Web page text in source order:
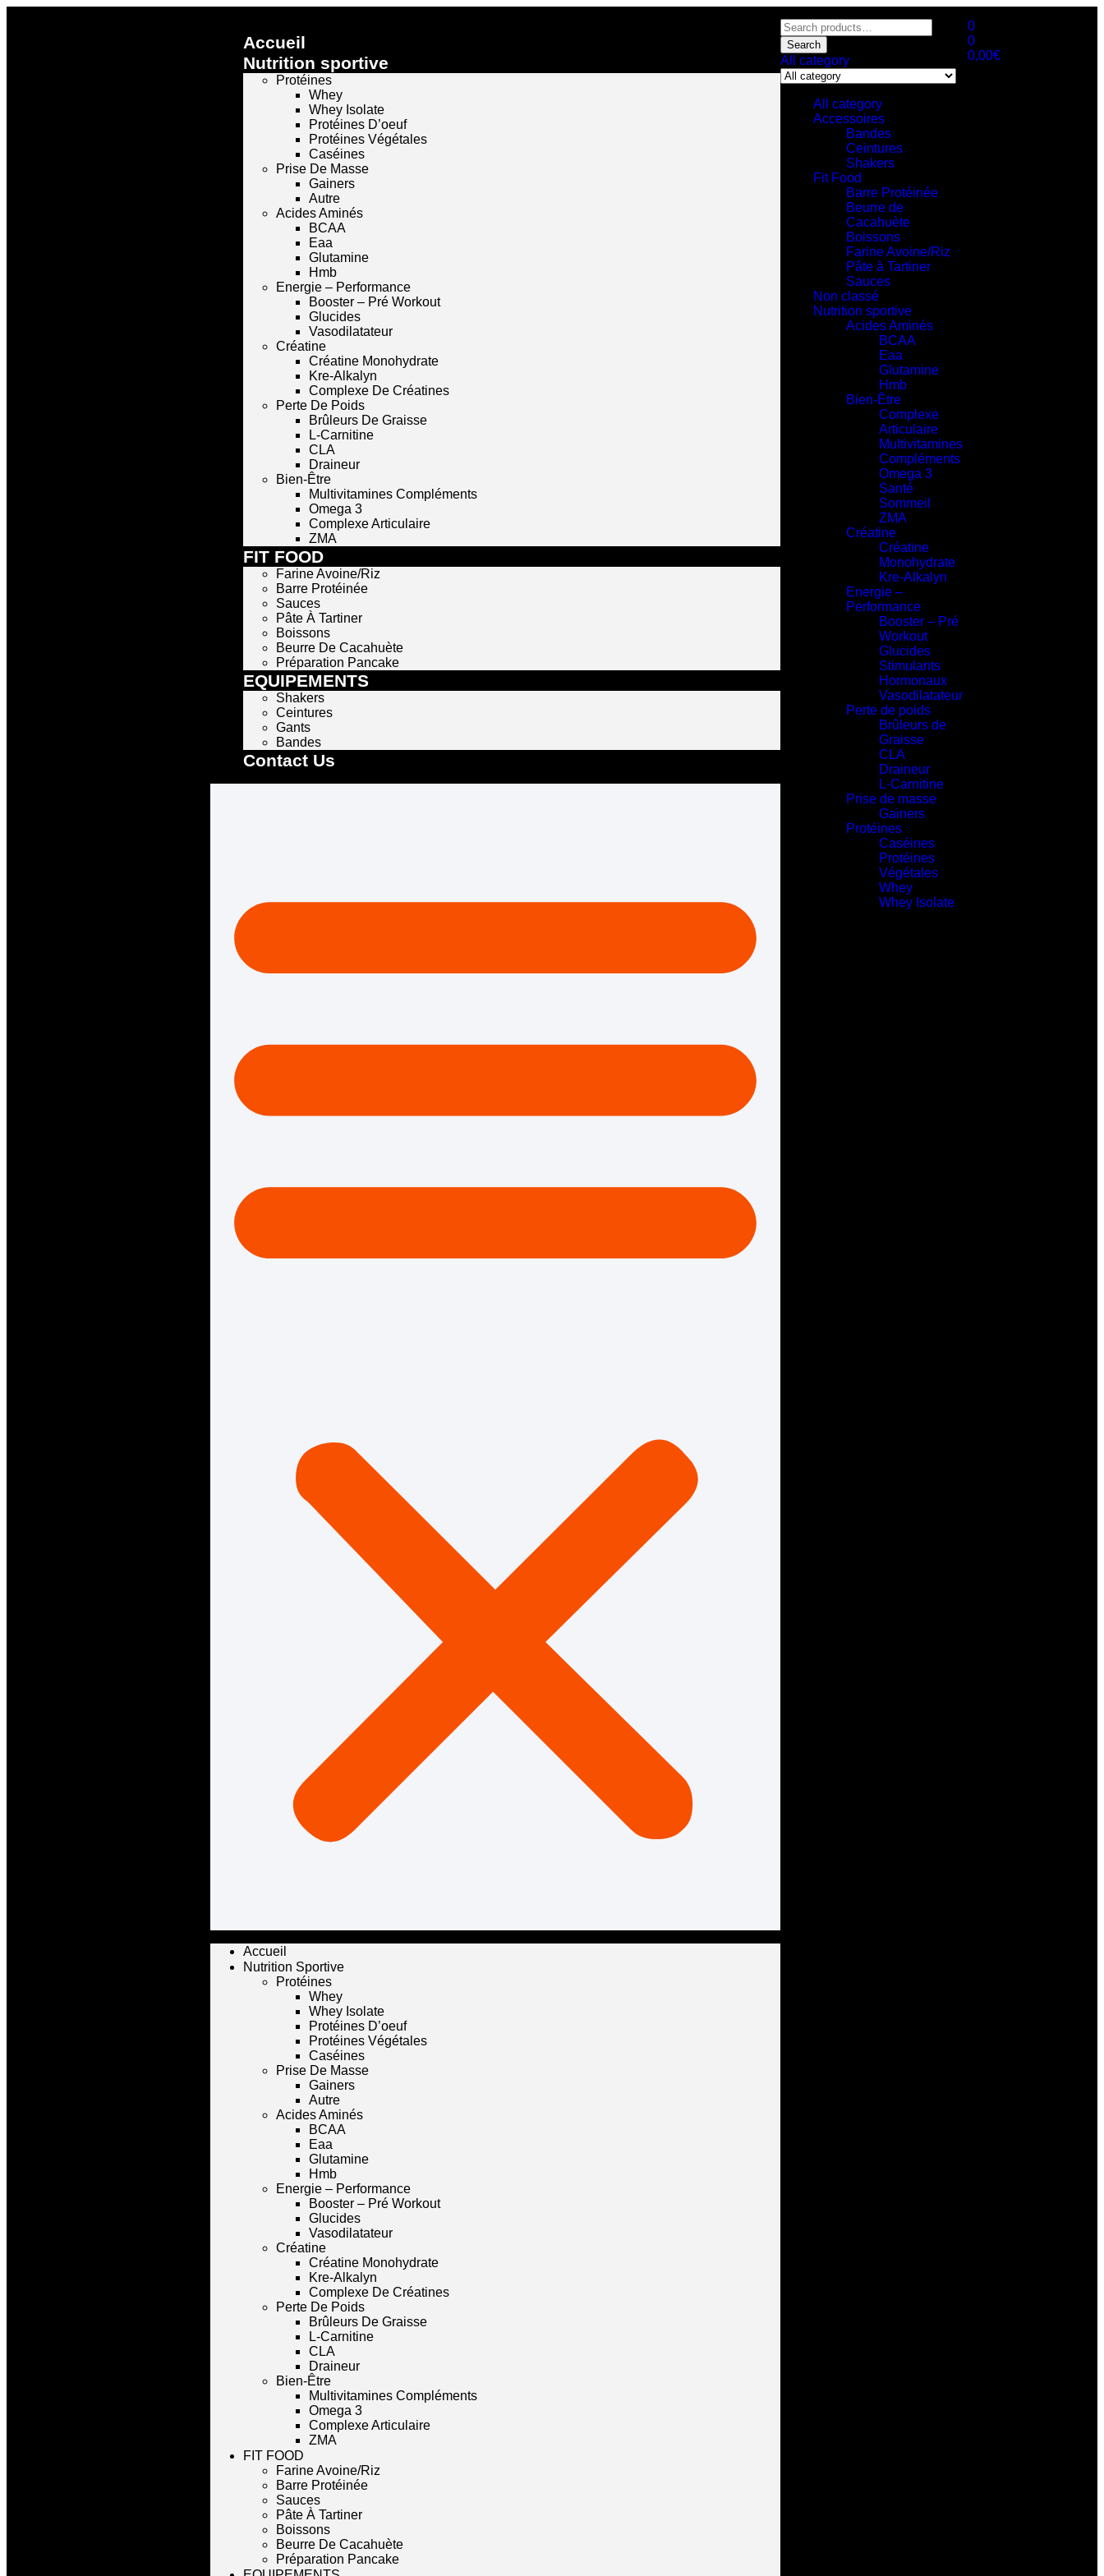
Accueil
Nutrition sportive
Protéines
Whey
Whey Isolate
Protéines D’oeuf
Protéines Végétales
Caséines
Prise De Masse
Gainers
Autre
Acides Aminés
BCAA
Eaa
Glutamine
Hmb
Energie – Performance
Booster – Pré Workout
Glucides
Vasodilatateur
Créatine
Créatine Monohydrate
Kre-Alkalyn
Complexe De Créatines
Perte De Poids
Brûleurs De Graisse
L-Carnitine
CLA
Draineur
Bien-Être
Multivitamines Compléments
Omega 3
Complexe Articulaire
ZMA
FIT FOOD
Farine Avoine/Riz
Barre Protéinée
Sauces
Pâte À Tartiner
Boissons
Beurre De Cacahuète
Préparation Pancake
EQUIPEMENTS
Shakers
Ceintures
Gants
Bandes
Contact Us
Accueil
Nutrition Sportive
Protéines
Whey
Whey Isolate
Protéines D’oeuf
Protéines Végétales
Caséines
Prise De Masse
Gainers
Autre
Acides Aminés
BCAA
Eaa
Glutamine
Hmb
Energie – Performance
Booster – Pré Workout
Glucides
Vasodilatateur
Créatine
Créatine Monohydrate
Kre-Alkalyn
Complexe De Créatines
Perte De Poids
Brûleurs De Graisse
L-Carnitine
CLA
Draineur
Bien-Être
Multivitamines Compléments
Omega 3
Complexe Articulaire
ZMA
FIT FOOD
Farine Avoine/Riz
Barre Protéinée
Sauces
Pâte À Tartiner
Boissons
Beurre De Cacahuète
Préparation Pancake
Search
All category
All category
Accessoires
Bandes
Ceintures
Shakers
Fit Food
Barre Protéinée
Beurre de
Cacahuète
Boissons
Farine Avoine/Riz
Pâte à Tartiner
Sauces
Non classé
Nutrition sportive
Acides Aminés
BCAA
Eaa
Glutamine
Hmb
Bien-Être
Complexe
Articulaire
Multivitamines
Compléments
Omega 3
Santé
Sommeil
ZMA
Créatine
Créatine
Monohydrate
Kre-Alkalyn
Energie –
Performance
Booster – Pré
Workout
Glucides
Stimulants
Hormonaux
Vasodilatateur
Perte de poids
Brûleurs de
Graisse
CLA
Draineur
L-Carnitine
Prise de masse
Gainers
Protéines
Caséines
Protéines
Végétales
Whey
Whey Isolate
0
0
0,00€